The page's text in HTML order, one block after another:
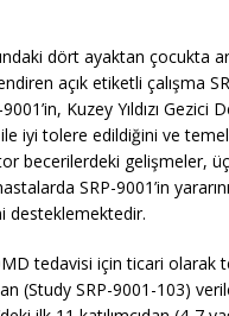
dört ayaktan çocukta
açık etiketli çalışma
Kuzey Yıldızı
iyi tolere edildiğini ve
becerilerdeki gelişmeler, üç
SRP-9001’in
desteklemektedir.
tedavisi için ticari olarak
(Study SRP-9001-103)